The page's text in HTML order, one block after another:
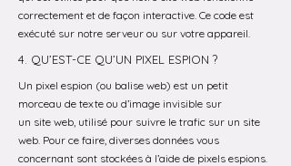
correctement et de façon interactive. Ce code est
exécuté sur notre serveur ou sur votre appareil.
4. QU’EST-CE QU’UN PIXEL ESPION ?
Un pixel espion (ou balise web) est un petit
morceau de texte ou d’image invisible sur
un site web, utilisé pour suivre le trafic sur un site
web. Pour ce faire, diverses données vous
concernant sont stockées à l’aide de pixels espions.